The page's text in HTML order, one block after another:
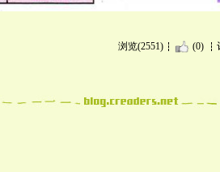
浏览(2551) (0)